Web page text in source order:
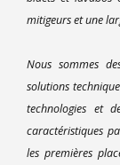
mitigeurs et une
Nous sommes
solutions
technologies et
caractéristiques
les premières